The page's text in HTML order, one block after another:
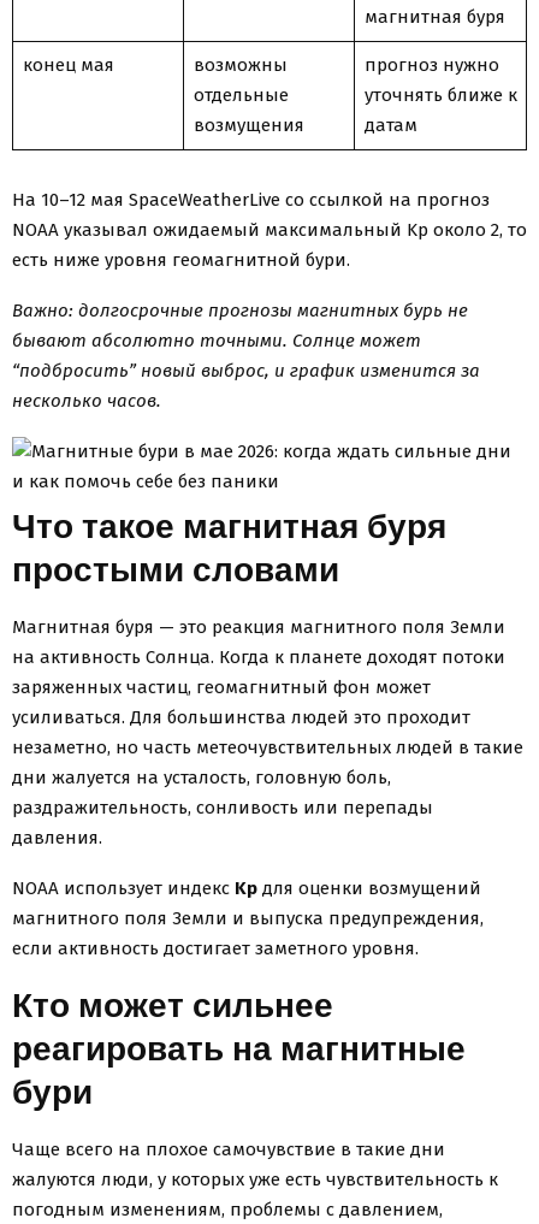
магнитная буря
конец мая
возможны
отдельные
возмущения
прогноз нужно
уточнять ближе к
датам
На 10–12 мая SpaceWeatherLive со ссылкой на прогноз
NOAA указывал ожидаемый максимальный Kp около 2, то
есть ниже уровня геомагнитной бури.
Важно: долгосрочные прогнозы магнитных бурь не
бывают абсолютно точными. Солнце может
“подбросить” новый выброс, и график изменится за
несколько часов.
Что такое магнитная буря
простыми словами
Магнитная буря — это реакция магнитного поля Земли
на активность Солнца. Когда к планете доходят потоки
заряженных частиц, геомагнитный фон может
усиливаться. Для большинства людей это проходит
незаметно, но часть метеочувствительных людей в такие
дни жалуется на усталость, головную боль,
раздражительность, сонливость или перепады
давления.
NOAA использует индекс Kp для оценки возмущений
магнитного поля Земли и выпуска предупреждения,
если активность достигает заметного уровня.
Кто может сильнее
реагировать на магнитные
бури
Чаще всего на плохое самочувствие в такие дни
жалуются люди, у которых уже есть чувствительность к
погодным изменениям, проблемы с давлением,